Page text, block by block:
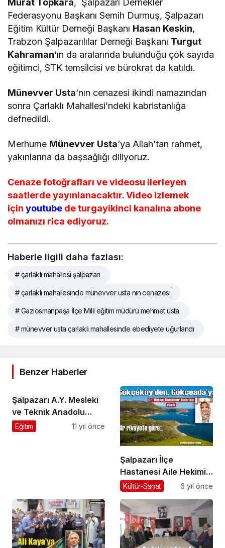
Federasyonu Başkanı Semih Durmuş, Şalpazarı
Eğitim Kültür Derneği Başkanı Hasan Keskin,
Trabzon Şalpazarılılar Derneği Başkanı Turgut
Kahraman‘ın da aralarında bulunduğu çok sayıda
eğitimci, STK temsilcisi ve bürokrat da katıldı.
Münevver Usta‘nın cenazesi ikindi namazından
sonra Çarlaklı Mahallesi’ndeki kabristanlığa
defnedildi.
Merhume Münevver Usta‘ya Allah’tan rahmet,
yakınlarına da başsağlığı diliyoruz.
Cenaze fotoğrafları ve videosu ilerleyen
saatlerde yayınlanacaktır. Video izlemek
içinyoutube de turgayikinci kanalına abone
olmanızı rica ediyoruz.
Haberle ilgili daha fazlası:
# çarlaklı mahallesi şalpazarı
# çarlaklı mahallesinde münevver usta nın cenazesi
# Gaziosmanpaşa İlçe Milli eğitim müdürü mehmet usta
# münevver usta çarlaklı mahallesinde ebediyete uğurlandı
Benzer Haberler
Şalpazarı A.Y. Mesleki
ve Teknik Anadolu
Lisesi 28 yeni mezun
Eğitim 11 yıl önce
Şalpazarı İlçe
Hastanesi Aile Hekimi
Dr. Hatice Kandemir
“Gökçeköy” hikayesi
Kültür-Sanat 6 yıl önce